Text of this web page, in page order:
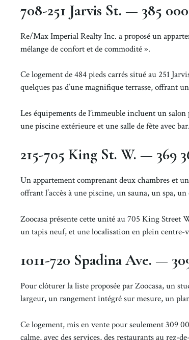
708-251 Jarvis St. — 385
Re/Max Imperial Realty Inc. a proposé un
mélange de confort et de commodité ».
Ce logement de 484 pieds carrés situé au 251
quelques pas d’une magnifique terrasse, offrant
Les équipements de l’immeuble incluent un
une piscine extérieure et une salle de fête avec bar.
215-705 King St. W. — 369
Un appartement comprenant deux chambres et
offrant l’accès à une piscine, un sauna, un spa,
Zoocasa présente cette unité au 705 King Street
un tapis neuf, et une localisation en plein
1011-720 Spadina Ave. —
Pour clôturer la liste proposée par Zoocasa, un
largeur, un rangement intégré sur mesure, un
Ce logement, mis en vente pour seulement 309
calme, avec des services, des restaurants au rez-